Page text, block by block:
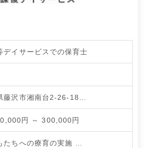
デイサービスでの保育士
藤沢市湘南台2-26-18…
円 ～ 300,000円
たちへの療育の実施 …